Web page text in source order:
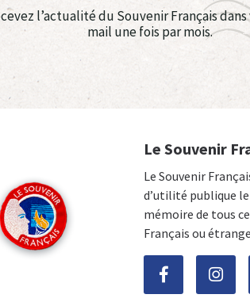
l’actualité du Souvenir Français
mail une fois par mois.
Le Souvenir
Le Souvenir
d’utilité publique
mémoire de tous
Français ou